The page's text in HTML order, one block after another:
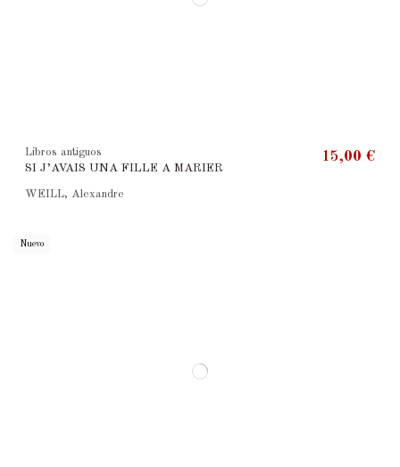
Libros antiguos
SI J’AVAIS UNA FILLE A MARIER
15,00 €
WEILL, Alexandre
Nuevo